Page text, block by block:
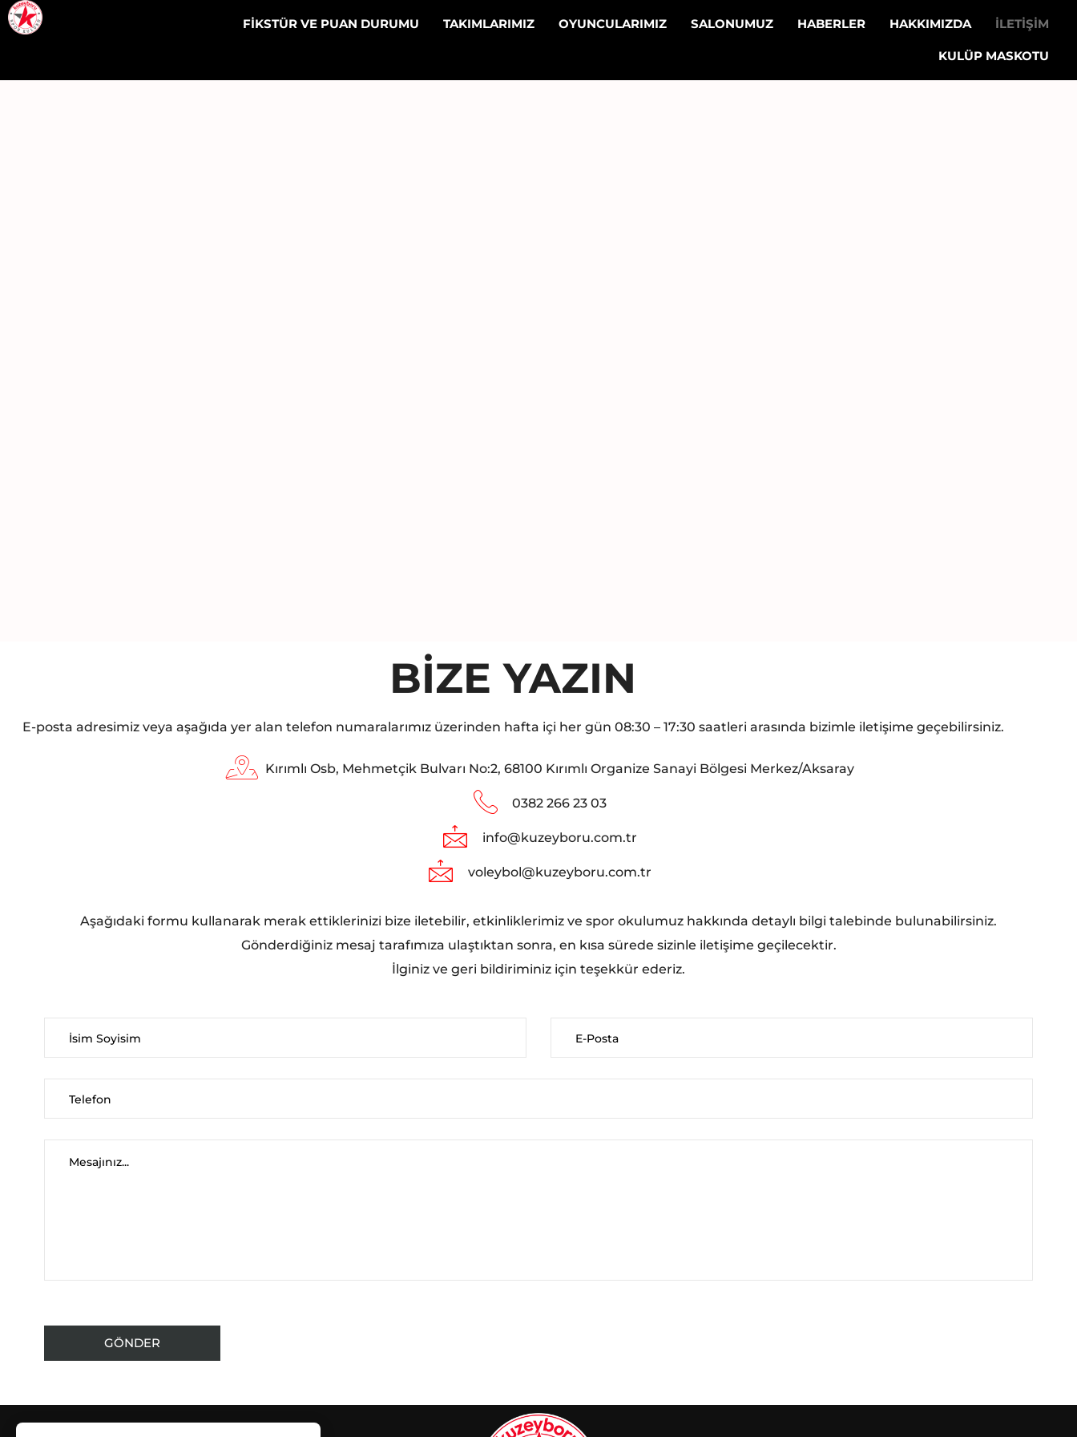
FİKSTÜR VE PUAN DURUMU TAKIMLARIMIZ OYUNCULARIMIZ SALONUMUZ HABERLER HAKKIMIZDA İLETİŞİM
KULÜP MASKOTU
BİZE YAZIN
E-posta adresimiz veya aşağıda yer alan telefon numaralarımız üzerinden hafta içi her gün 08:30 – 17:30 saatleri arasında bizimle iletişime geçebilirsiniz.
Kırımlı Osb, Mehmetçik Bulvarı No:2, 68100 Kırımlı Organize Sanayi Bölgesi Merkez/Aksaray
0382 266 23 03
info@kuzeyboru.com.tr
voleybol@kuzeyboru.com.tr
Aşağıdaki formu kullanarak merak ettiklerinizi bize iletebilir, etkinliklerimiz ve spor okulumuz hakkında detaylı bilgi talebinde bulunabilirsiniz.
Gönderdiğiniz mesaj tarafımıza ulaştıktan sonra, en kısa sürede sizinle iletişime geçilecektir.
İlginiz ve geri bildiriminiz için teşekkür ederiz.